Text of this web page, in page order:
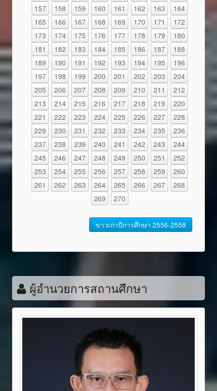
157
158 159 160 161 162 163
164
165
166 167 168 169 170 171
172
173
174 175 176 177 178 179
180
181
182 183 184 185 186 187
188
189
190 191 192 193 194 195
196
197
198 199 200 201 202 203
204
205
206 207 208 209 210 211
212
213
214 215 216 217 218 219
220
221
222 223 224 225 226 227
228
229
230 231 232 233 234 235
236
237
238 239 240 241 242 243
244
245
246 247 248 249 250 251
252
253
254 255 256 257 258 259
260
261
262 263 264 265 266 267
268
269
270
ข่าวเก่าปีการศึกษา 2556-2558
ผู้อำนวยการสถานศึกษา